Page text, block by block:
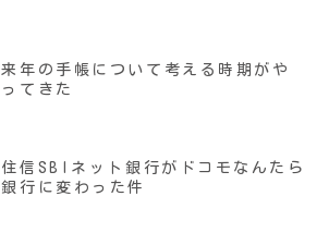
来年の手帳について考える時期がや
ってきた
住信SBIネット銀行がドコモなんたら
銀行に変わった件